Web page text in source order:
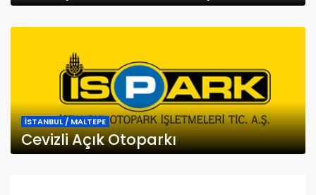
İSTANBUL / MALTEPE
Cevizli Açık Otoparkı